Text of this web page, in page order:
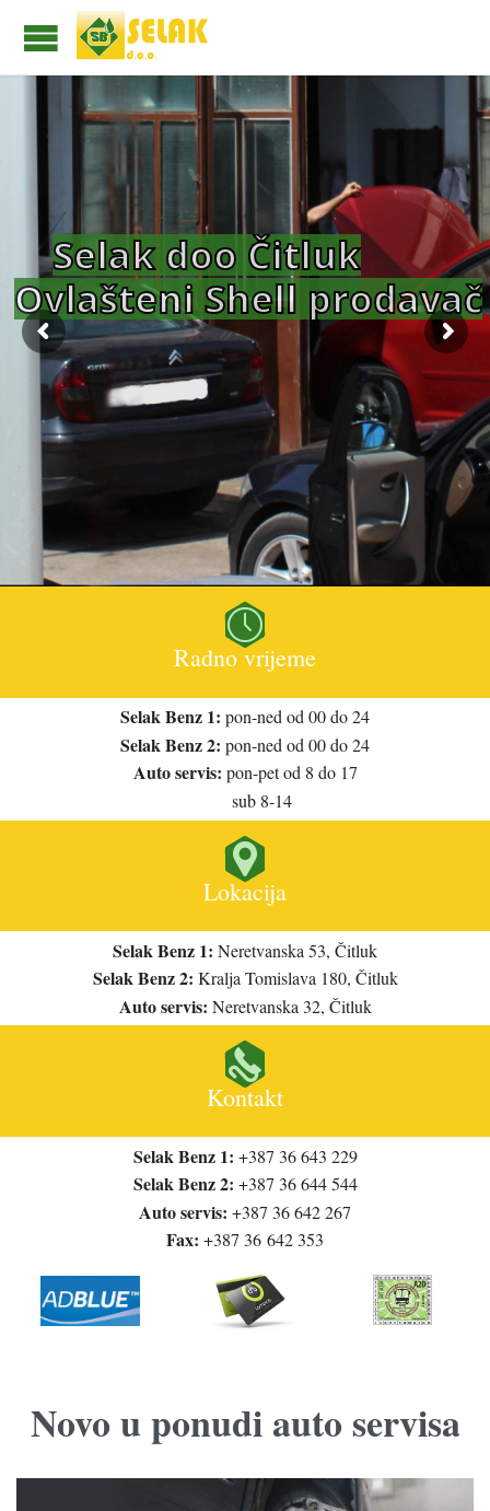
Selak doo Čitluk
OvlašteniShell prodavač

Radno vrijeme
Selak Benz 1: pon-ned od 00 do 24
Selak Benz 2: pon-ned od 00 do 24
Auto servis: pon-pet od 8 do 17
sub 8-14

Lokacija
Selak Benz 1: Neretvanska 53, Čitluk
Selak Benz 2: Kralja Tomislava 180, Čitluk
Auto servis: Neretvanska 32, Čitluk

Kontakt
Selak Benz 1: +387 36 643 229
Selak Benz 2: +387 36 644 544
Auto servis: +387 36 642 267
Fax: +387 36 642 353
Novo u ponudi auto servisa